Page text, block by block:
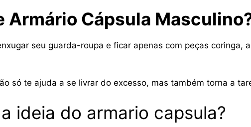
Armário Cápsula
seu guarda-roupa e ficar apenas com peças coringa,
só te ajuda a se livrar do excesso, mas também torna a
ideia do armario capsula?